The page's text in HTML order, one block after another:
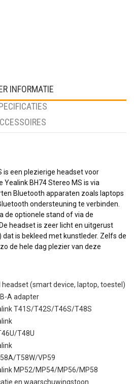
INFORMATIE
is een plezierige headset voor
BH74 Stereo MS is via
Bluetooth apparaten zoals laptops
ondersteuning te verbinden.
de optionele stand of via de
headset is zeer licht en uitgerust
is bekleed met kunstleder. Zelfs de
de hele dag plezier van deze
(smart device, laptop, toestel)
A adapter
T41S/T42S/T46S/T48S
T48U
T58W/VP59
MP52/MP54/MP56/MP58
en waarschuwingstoon